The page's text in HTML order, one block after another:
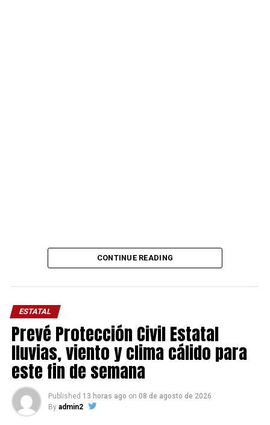
CONTINUE READING
ESTATAL
Prevé Protección Civil Estatal
lluvias, viento y clima cálido para
este fin de semana
Published 13 horas ago on 08 de agosto de 2026
By admin2